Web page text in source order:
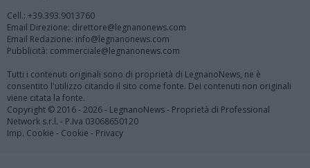
Cell.: +39.393.9013760
Email Direzione: direttore@legnanonews.com
Email Redazione: info@legnanonews.com
Pubblicità: commerciale@legnanonews.com
Tutti i contenuti originali sono di proprietà di LegnanoNews, ne è
consentito l'utilizzo citando il sito come fonte. Dei contenuti non originali
viene citata la fonte.
Copyright © 2016 - 2026 - LegnanoNews - Proprietà di Professional
Network s.r.l. - P.Iva 03068650120
Imp. Cookie - Cookie - Privacy